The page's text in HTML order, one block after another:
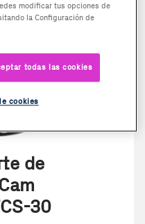
de
30
modificar tus opciones de
la Configuración de
todas las cookies
cookies